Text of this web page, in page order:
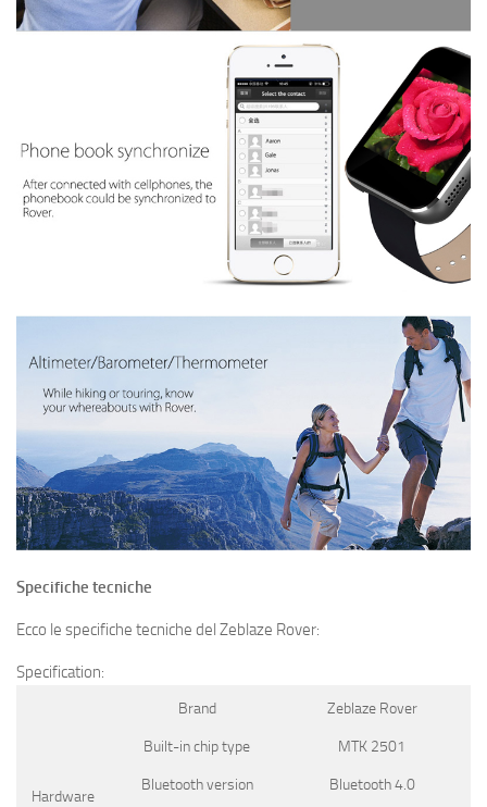
Specifiche tecniche
Ecco le specifiche tecniche del Zeblaze Rover:
Specification:
Hardware
Brand Zeblaze Rover
Built-in chip type MTK 2501
Bluetooth version Bluetooth 4.0